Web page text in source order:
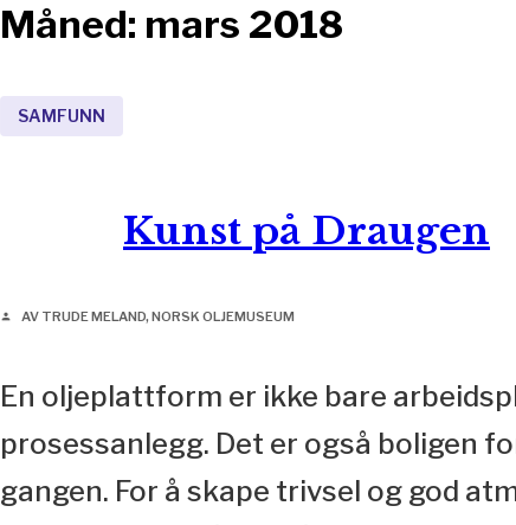
Måned: mars 2018
SAMFUNN
Kunst på Draugen
person AV TRUDE MELAND, NORSK OLJEMUSEUM
En oljeplattform er ikke bare
prosessanlegg. Det er også boligen
gangen. For å skape trivsel og god